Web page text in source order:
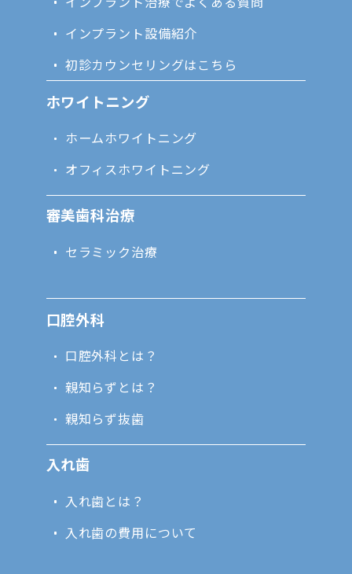
インプラント設備紹介
初診カウンセリングはこちら
ホワイトニング
ホームホワイトニング
オフィスホワイトニング
審美歯科治療
セラミック治療
口腔外科
口腔外科とは？
親知らずとは？
親知らず抜歯
入れ歯
入れ歯とは？
入れ歯の費用について